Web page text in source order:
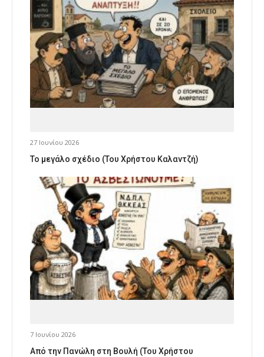
27 Ιουνίου 2026
Το μεγάλο σχέδιο (Του Χρήστου Καλαντζή)
7 Ιουνίου 2026
Από την Πανώλη στη Βουλή (Του Χρήστου